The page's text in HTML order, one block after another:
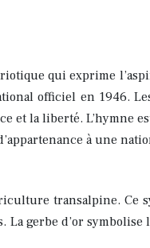
qui exprime
officiel en 1946.
et la liberté. L’hymne
à une
transalpine. Ce
gerbe d’or symbolise